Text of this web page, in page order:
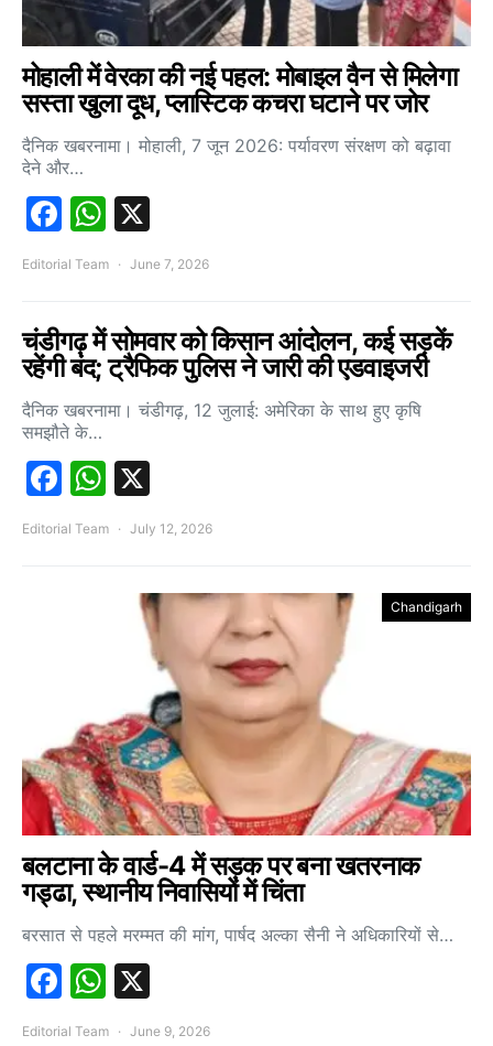
मोहाली में वेरका की नई पहल: मोबाइल वैन से मिलेगा
सस्ता खुला दूध, प्लास्टिक कचरा घटाने पर जोर
दैनिक खबरनामा। मोहाली, 7 जून 2026: पर्यावरण संरक्षण को बढ़ावा
देने और…
Facebook
WhatsApp
Editorial Team June 7, 2026
चंडीगढ़ में सोमवार को किसान आंदोलन, कई सड़कें
रहेंगी बंद; ट्रैफिक पुलिस ने जारी की एडवाइजरी
दैनिक खबरनामा। चंडीगढ़, 12 जुलाई: अमेरिका के साथ हुए कृषि
समझौते के…
Facebook
WhatsApp
Editorial Team July 12, 2026
Chandigarh
बलटाना के वार्ड-4 में सड़क पर बना खतरनाक
गड्ढा, स्थानीय निवासियों में चिंता
बरसात से पहले मरम्मत की मांग, पार्षद अल्का सैनी ने अधिकारियों से…
Facebook
WhatsApp
Editorial Team June 9, 2026